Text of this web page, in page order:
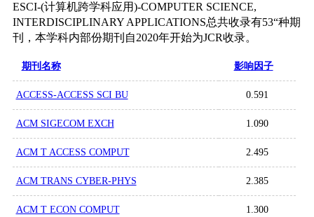
ESCI-(计算机跨学科应用)-COMPUTER SCIENCE,
INTERDISCIPLINARY APPLICATIONS总共收录有53“种期
刊，本学科内部份期刊自2020年开始为JCR收录。
期刊名称 影响因子
ACCESS-ACCESS SCI BU 0.591
ACM SIGECOM EXCH 1.090
ACM T ACCESS COMPUT 2.495
ACM TRANS CYBER-PHYS 2.385
ACM T ECON COMPUT 1.300